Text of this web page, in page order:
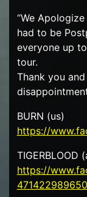
“We
had to be
everyone up
tour.
Thank you
BURN (us)
https://
TIGERBLOOD
https://